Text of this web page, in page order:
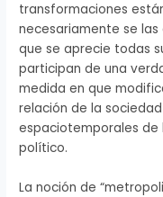
transformaciones
necesariamente se
que se aprecie todas
participan de una
medida en que
relación de la
espaciotemporales de
político.
La noción de